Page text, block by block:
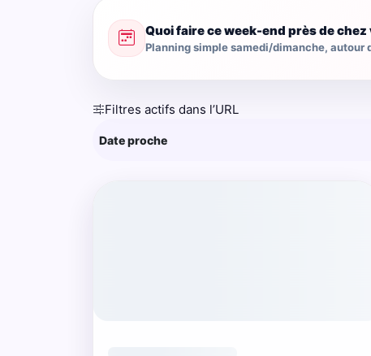
Quoi faire ce week-end près de chez
Planning simple samedi/dimanche, autour
Filtres actifs dans l’URL